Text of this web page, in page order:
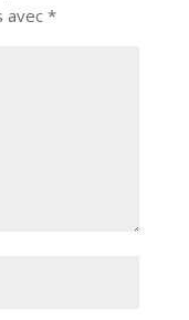
avec *